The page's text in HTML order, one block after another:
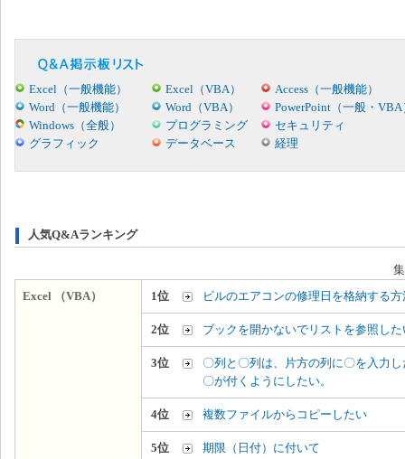
Excel（一般機能） Excel（VBA）
Access（一般機能）
Word（一般機能）
Word（VBA）
PowerPoint（一般・VBA
Windows（全般）
プログラミング
セキュリティ
グラフィック
データベース 経理
人気Q&Aランキング
Excel （VBA）
1位 ビルのエアコンの修理日を格納する方
2位 ブックを開かないでリストを参照した
3位
〇列と〇列は、片方の列に〇を入力
〇が付くようにしたい。
4位 複数ファイルからコピーしたい
5位 期限（日付）に付いて